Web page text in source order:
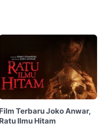
Film Terbaru Joko Anwar,
Ratu Ilmu Hitam